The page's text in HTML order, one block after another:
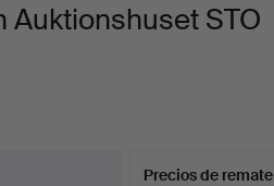
Auktionshuset STO
Precios de remate